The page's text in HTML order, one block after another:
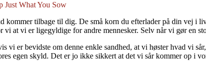
Just What You Sow
kommer tilbage til dig. De små korn du efterlader på din vej
vi at vi er ligegyldige for andre mennesker. Selv når vi gør en
vi er bevidste om denne enkle sandhed, at vi høster hvad vi
egen skyld. Det er jo ikke sikkert at det vi sår kommer op i